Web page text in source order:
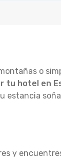
o
tu hotel en
estancia
y